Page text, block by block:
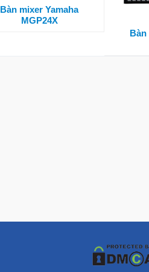
Bàn mixer Yamaha
MGP24X
Bàn